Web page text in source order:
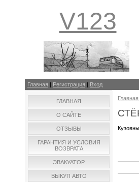
V123
Главная | Регистрация | Вход
ГЛАВНАЯ
О САЙТЕ
ОТЗЫВЫ
ГАРАНТИЯ И УСЛОВИЯ
ВОЗВРАТА
ЭВАКУАТОР
ВЫКУП АВТО
Главная